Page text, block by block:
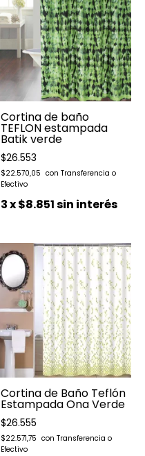
Cortina de baño
TEFLON estampada
Batik verde
$26.553
$22.570,05
3x$8.851sin interés
Cortina de Baño Teflón
Estampada Ona Verde
$26.555
$22.571,75